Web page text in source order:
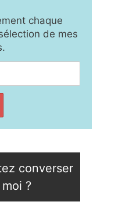
chaque
de mes
converser
?